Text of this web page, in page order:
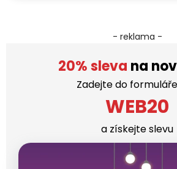
- reklama -
20% sleva na
Zadejte do
WEB20
a získejte slevu